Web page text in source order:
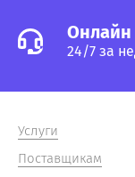
24/7 за
Услуги
Поставщикам